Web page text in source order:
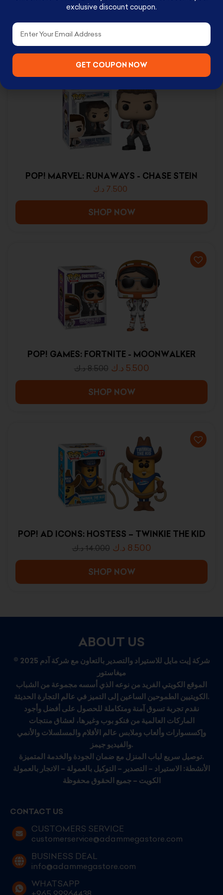
RELATED PRODUCTS
POP! MARVEL: RUNAWAYS - CHASE STEIN
7.500 د.ك
SHOP NOW
POP! GAMES: FORTNITE - MOONWALKER
8.500 د.ك 5.500 د.ك
SHOP NOW
POP! AD ICONS: HOSTESS – TWINKIE THE KID
14.000 د.ك 8.500 د.ك
SHOP NOW
ABOUT US
© 2025 شركة إيت مايل للاستيراد والتصدير بالتعاون مع شركة آدم
ميغاستور
الموقع الكويتي الفريد من نوعه الذي أسسه مجموعة من الشباب
الكويتيين الطموحين الساعين إلى التميز في عالم التجارة الحديثة.
نقدم تجربة تسوق آمنة ومتكاملة للحصول على أفضل وأجود
الماركات العالمية من فنكو بوب وغيرها، لعشاق منتجات
وإكسسوارات وألعاب وملابس عالم الأفلام والمسلسلات والأنمي
والفيديو جيمز.
توصيل سريع لباب المنزل مع ضمان الجودة والخدمة المتميزة.
الأنشطة: الاستيراد – التصدير – التوكيل بالعمولة – الاتجار بالعمولة
الكويت – جميع الحقوق محفوظة
CONTACT US
CUSTOMERS SERVICE
customerservice@adammegastore.com
BUSINESS DEAL
info@adammegastore.com
WHATSAPP
exclusive discount coupon.
Email
GET COUPON NOW